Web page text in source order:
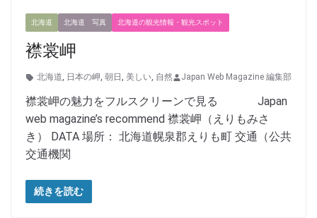
北海道 北海道 写真 北海道の観光情報・観光スポット
襟裳岬
北海道, 日本の岬, 朝日 , 美しい, 自然 Japan Web Magazine 編集部
襟裳岬の魅力をフルスクリーンで見る Japan
web magazine’s recommend 襟裳岬（えりもみさ
き） DATA 場所： 北海道幌泉郡えりも町 交通（公共
交通機関
続きを読む